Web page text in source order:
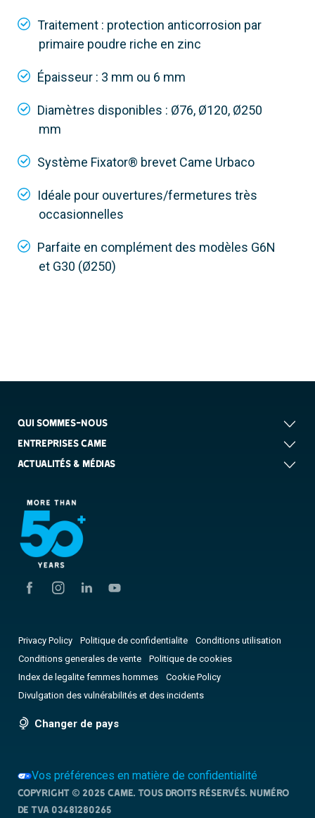
Traitement : protection anticorrosion par
primaire poudre riche en zinc
Épaisseur : 3 mm ou 6 mm
Diamètres disponibles : Ø76, Ø120, Ø250
mm
Système Fixator® brevet Came Urbaco
Idéale pour ouvertures/fermetures très
occasionnelles
Parfaite en complément des modèles G6N
et G30 (Ø250)
QUI SOMMES-NOUS
ENTREPRISES CAME
ACTUALITÉS & MÉDIAS
Privacy Policy Politique de confidentialite
Conditions utilisation
Conditions generales de vente
Politique de cookies
Index de legalite femmes hommes
Cookie Policy
Divulgation des vulnérabilités et des incidents
Changer de pays
Vos préférences en matière de confidentialité
Copyright © 2025 CAME. Tous droits réservés. NUMÉRO
DE TVA 03481280265